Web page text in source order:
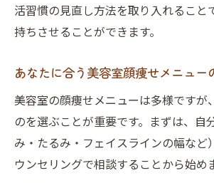
活習慣の見直し方法を取り入れること
持ちさせることができます。
あなたに合う美容室顔痩せメニュー
美容室の顔痩せメニューは多様ですが
のを選ぶことが重要です。まずは、自
み・たるみ・フェイスラインの幅など
ウンセリングで相談することから始め